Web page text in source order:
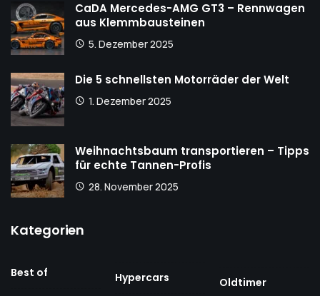
CaDA Mercedes-AMG GT3 – Rennwagen
aus Klemmbausteinen
5. Dezember 2025
Die 5 schnellsten Motorräder der Welt
1. Dezember 2025
Weihnachtsbaum transportieren – Tipps
für echte Tannen-Profis
28. November 2025
Kategorien
Best of Hypercars Oldtimer